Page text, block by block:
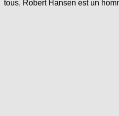
tous, Robert Hansen est un